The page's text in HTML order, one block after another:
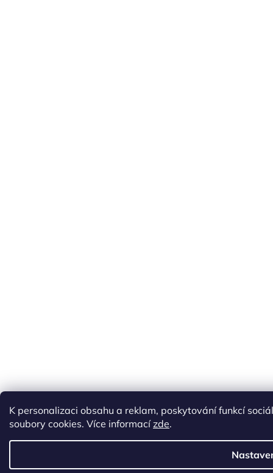
K personalizaci obsahu a reklam, poskytování funkcí
soubory cookies. Více informacízde.